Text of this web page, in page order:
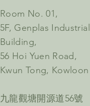
Room No. 01,
5F, Genplas Industrial
Building,
56 Hoi Yuen Road,
Kwun Tong, Kowloon
九龍觀塘開源道56號